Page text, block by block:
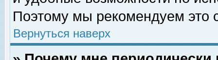
Поэтому мы рекомендуем это
Вернуться наверх